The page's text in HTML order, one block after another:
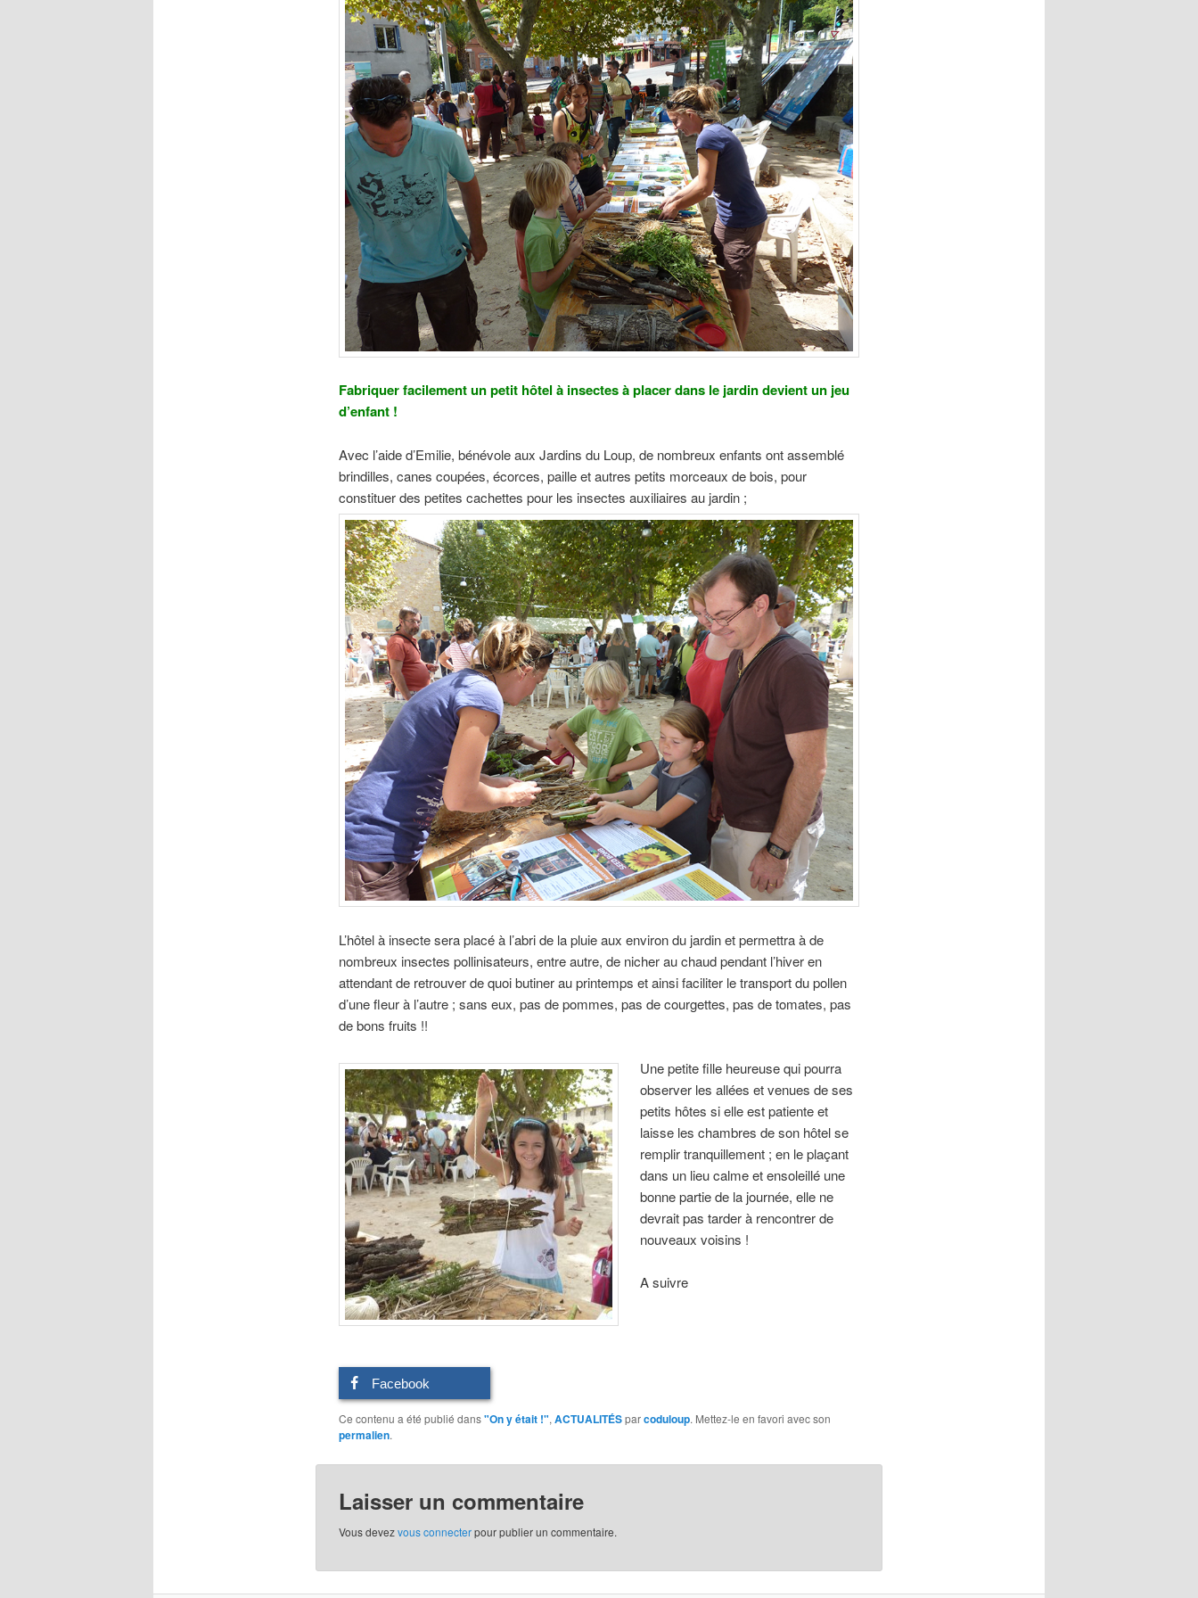
Fabriquer facilement un petit hôtel à insectes à placer dans le jardin devient un jeu
d’enfant !
Avec l’aide d’Emilie, bénévole aux Jardins du Loup, de nombreux enfants ont assemblé
brindilles, canes coupées, écorces, paille et autres petits morceaux de bois, pour
constituer des petites cachettes pour les insectes auxiliaires au jardin ;
L’hôtel à insecte sera placé à l’abri de la pluie aux environ du jardin et permettra à de
nombreux insectes pollinisateurs, entre autre, de nicher au chaud pendant l’hiver en
attendant de retrouver de quoi butiner au printemps et ainsi faciliter le transport du pollen
d’une fleur à l’autre ; sans eux, pas de pommes, pas de courgettes, pas de tomates, pas
de bons fruits !!
Une petite fille heureuse qui pourra
observer les allées et venues de ses
petits hôtes si elle est patiente et
laisse les chambres de son hôtel se
remplir tranquillement ; en le plaçant
dans un lieu calme et ensoleillé une
bonne partie de la journée, elle ne
devrait pas tarder à rencontrer de
nouveaux voisins !
A suivre
Facebook
Ce contenu a été publié dans"On y était !", ACTUALITÉSparcoduloup. Mettez-le en favori avec son
permalien.
Laisser un commentaire
Vous devezvous connecterpour publier un commentaire.